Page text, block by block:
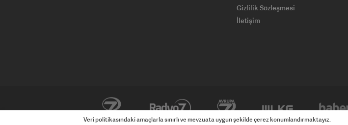
Gizlilik Sözleşmesi
İletişim
Haber7 Yasemin
Veri politikasındaki amaçlarla sınırlı ve mevzuata uygun şekilde çerez konumlandırmaktayız.